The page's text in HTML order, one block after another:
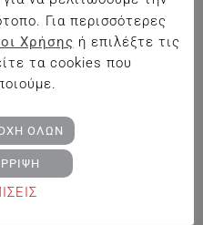
Zakynthino
Καλάθι
Για περισσότερες
Χρήσης ή επιλέξτε τις
τα cookies που
ΟΛΩΝ